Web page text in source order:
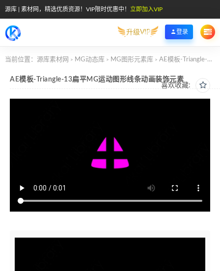
源库 | 素材网，精选优质资源！VIP限时优惠中！ 立即加入VIP
升级VIP 登录
当前位置： 源库素材网 > MG动态库 > MG图形元素库 > AE模板-Triangle-13扁平MG运动图形线条动画装饰元素
喜欢收藏:
AE模板-Triangle-13扁平MG运动图形线条动画装饰元素